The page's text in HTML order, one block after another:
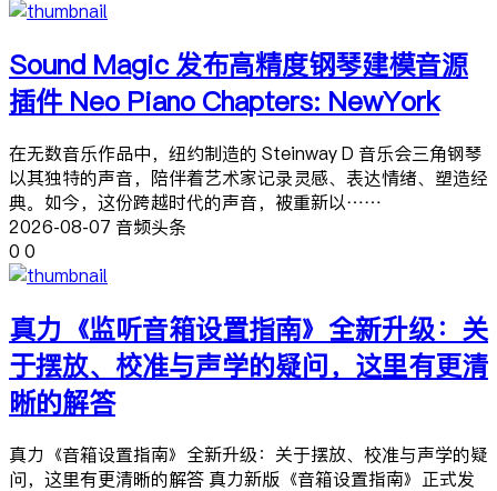
Sound Magic 发布高精度钢琴建模音源
插件 Neo Piano Chapters: NewYork
在无数音乐作品中，纽约制造的 Steinway D 音乐会三角钢琴
以其独特的声音，陪伴着艺术家记录灵感、表达情绪、塑造经
典。如今，这份跨越时代的声音，被重新以……
2026-08-07 音频头条
0 0
真力《监听音箱设置指南》全新升级：关
于摆放、校准与声学的疑问，这里有更清
晰的解答
真力《音箱设置指南》全新升级：关于摆放、校准与声学的疑
问，这里有更清晰的解答 真力新版《音箱设置指南》正式发